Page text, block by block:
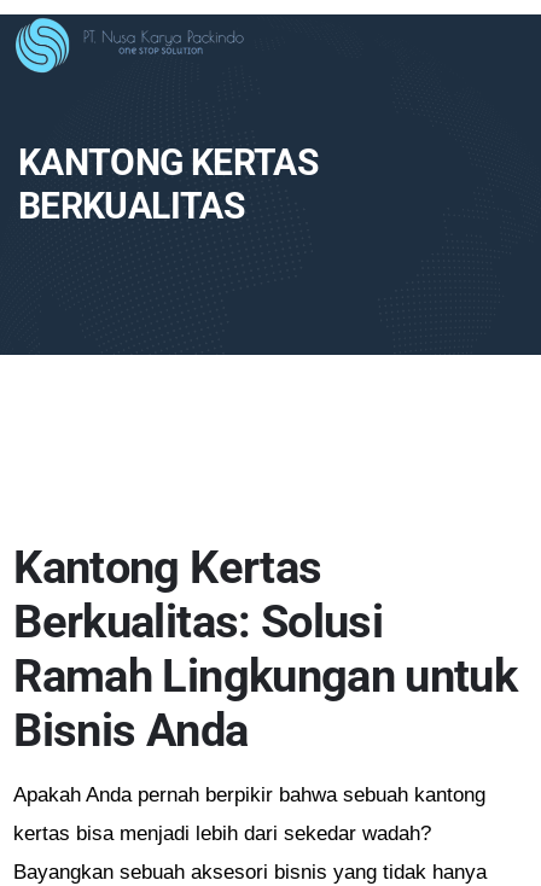
KANTONG KERTAS
BERKUALITAS
Kantong Kertas
Berkualitas: Solusi
Ramah Lingkungan untuk
Bisnis Anda
Apakah Anda pernah berpikir bahwa sebuah kantong
kertas bisa menjadi lebih dari sekedar wadah?
Bayangkan sebuah aksesori bisnis yang tidak hanya